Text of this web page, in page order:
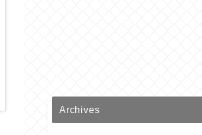
Archives